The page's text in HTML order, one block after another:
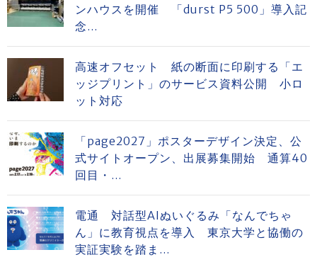
ンハウスを開催 「durst P5 500」導入記
念...
高速オフセット 紙の断面に印刷する「エ
ッジプリント」のサービス資料公開 小ロ
ット対応
「page2027」ポスターデザイン決定、公
式サイトオープン、出展募集開始 通算40
回目・...
電通 対話型AIぬいぐるみ「なんでちゃ
ん」に教育視点を導入 東京大学と協働の
実証実験を踏ま...